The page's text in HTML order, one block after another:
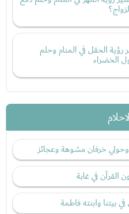
رؤية الحقل في المنام وحلم
الخضراء
خرفان مشوهة وعجائز
في غابة
بيتنا وابنته فاطمة